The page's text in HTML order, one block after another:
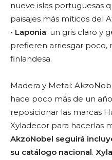
nueve islas portuguesas
paisajes más míticos del
• Laponia: un gris claro y
prefieren arriesgar poco,
finlandesa.
Madera y Metal:
hace poco más de un
reposicionar las marcas
Xyladecor para hacerlas
AkzoNobel seguirá
su catálogo nacional.